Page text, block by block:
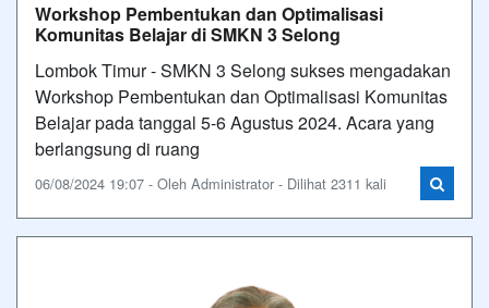
Workshop Pembentukan dan Optimalisasi
Komunitas Belajar di SMKN 3 Selong
Lombok Timur - SMKN 3 Selong sukses mengadakan
Workshop Pembentukan dan Optimalisasi Komunitas
Belajar pada tanggal 5-6 Agustus 2024. Acara yang
berlangsung di ruang
06/08/2024 19:07 - Oleh Administrator - Dilihat 2311 kali